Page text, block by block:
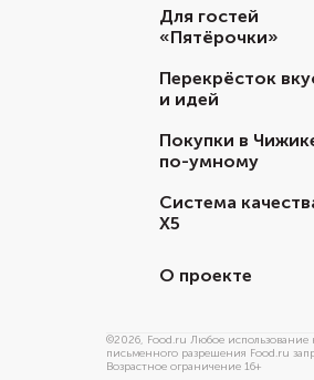
Для гостей
«Пятёрочки»
Перекрёсток
и идей
Покупки в
по-умному
Система
Х5
О проекте
©2026, Food.ru Любое использование
письменного разрешения Food.ru
Возрастное ограничение 16+